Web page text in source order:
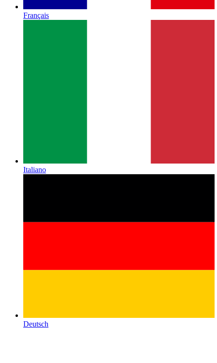
Français
Italiano
Deutsch